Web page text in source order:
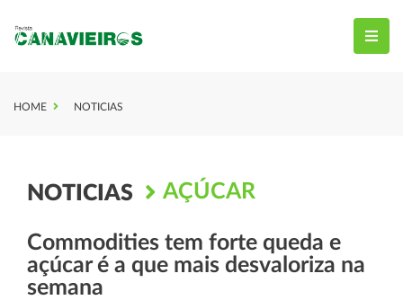
HOME NOTICIAS
NOTICIAS AÇÚCAR
Commodities tem forte queda e
açúcar é a que mais desvaloriza na
semana